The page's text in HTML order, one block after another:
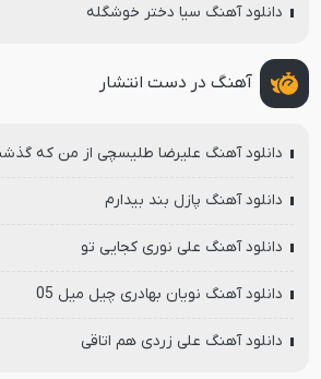
دانلود آهنگ سیا دختر خوشگله
آهنگ در دست انتشار
دانلود آهنگ علیرضا طلیسچی از من که
دانلود آهنگ پازل بند بیدارم
دانلود آهنگ علی نوری کجایی تو
دانلود آهنگ نویان بهادری چیل میل 05
دانلود آهنگ علی زردی هم اتاقی